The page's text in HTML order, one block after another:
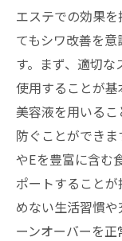
東京都台東
を取り戻す
浅草橋
エステ
浅草橋
プロフ
浅草橋
プロ技
エステでの効果
てもシワ改善を
す。まず、適切
使用することが
美容液を用いる
防ぐことができ
やEを豊富に含む
ポートすること
めない生活習慣
ーンオーバーを